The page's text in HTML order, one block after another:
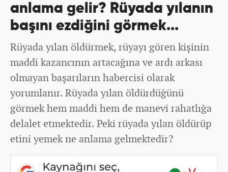
anlama gelir? Rüyada yılanın
başını ezdiğini görmek...
Rüyada yılan öldürmek, rüyayı gören kişinin
maddi kazancının artacağına ve ardı arkası
olmayan başarıların habercisi olarak
yorumlanır. Rüyada yılan öldürdüğünü
görmek hem maddi hem de manevi rahatlığa
delalet etmektedir. Peki rüyada yılan öldürüp
etini yemek ne anlama gelmektedir?